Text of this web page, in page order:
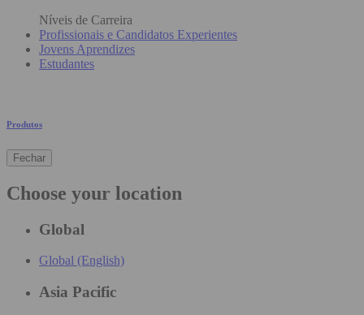
Níveis de Carreira
Profissionais e Candidatos Experientes
Jovens Aprendizes
Estudantes
Produtos
Fechar
Choose your location
Global
Global (English)
Asia Pacific